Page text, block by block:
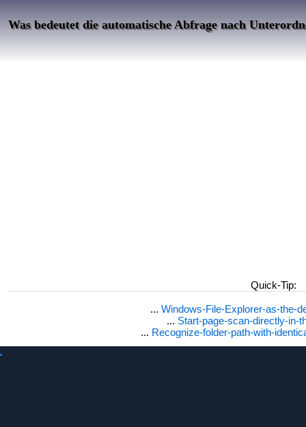
Was bedeutet die automatische Abfrage nach
Quick-Tip:
... Windows-File-Explorer-as-the-
... Start-page-scan-directly-in-
... Recognize-folder-path-with-